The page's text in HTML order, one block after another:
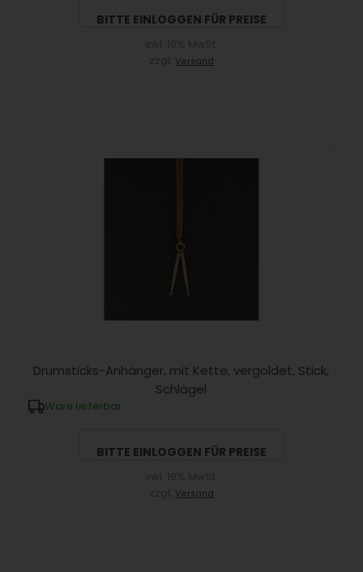
BITTE EINLOGGEN FÜR PREISE
Versand
Drumsticks-Anhänger, mit Kette, vergoldet, Stick,
Schlägel
Ware lieferbar
BITTE EINLOGGEN FÜR PREISE
Versand